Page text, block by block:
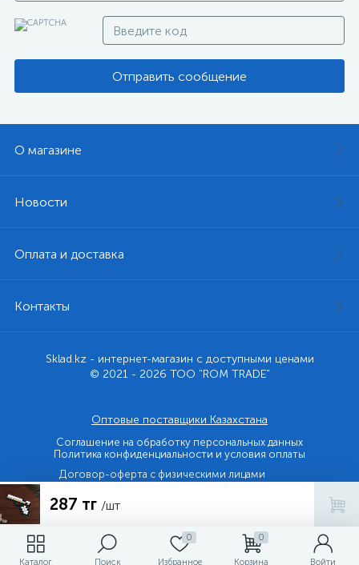
Каталог Поиск
0
Избранное
0
Корзина Войти
287 тг /шт
Отправить сообщение
О магазине
Новости
Оплата и доставка
Контакты
Sklad.kz - интернет-магазин с доступными ценами
© 2021 - 2026 ТОО "ROM TRADE"
Оптовые поставщики Казахстана
Соглашение на обработку персональных данных
Политика конфиденциальности и условия оплаты
Договор-оферта с физическими лицами
Договор-оферта с юридическими лицами и ИП